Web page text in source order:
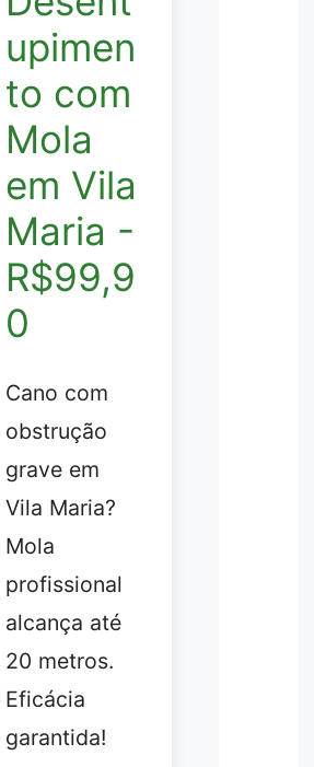
upimen
to com
Mola
em Vila
Maria -
R$99,9
0
Cano com
obstrução
grave em
Vila Maria?
Mola
profissional
alcança até
20 metros.
Eficácia
garantida!